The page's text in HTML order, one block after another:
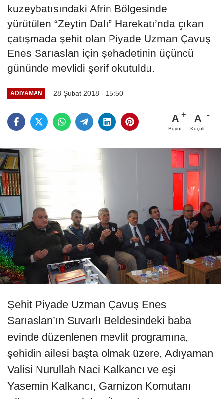
kuzeybatısındaki Afrin Bölgesinde
yürütülen “Zeytin Dalı” Harekatı’nda çıkan
çatışmada şehit olan Piyade Uzman Çavuş
Enes Sarıaslan için şehadetinin üçüncü
gününde mevlidi şerif okutuldu.
ADIYAMAN 28 Şubat 2018 - 15:50
A
Büyüt
A
Küçült
Şehit Piyade Uzman Çavuş Enes
Sarıaslan’ın Suvarlı Beldesindeki baba
evinde düzenlenen mevlit programına,
şehidin ailesi başta olmak üzere, Adıyaman
Valisi Nurullah Naci Kalkancı ve eşi
Yasemin Kalkancı, Garnizon Komutanı